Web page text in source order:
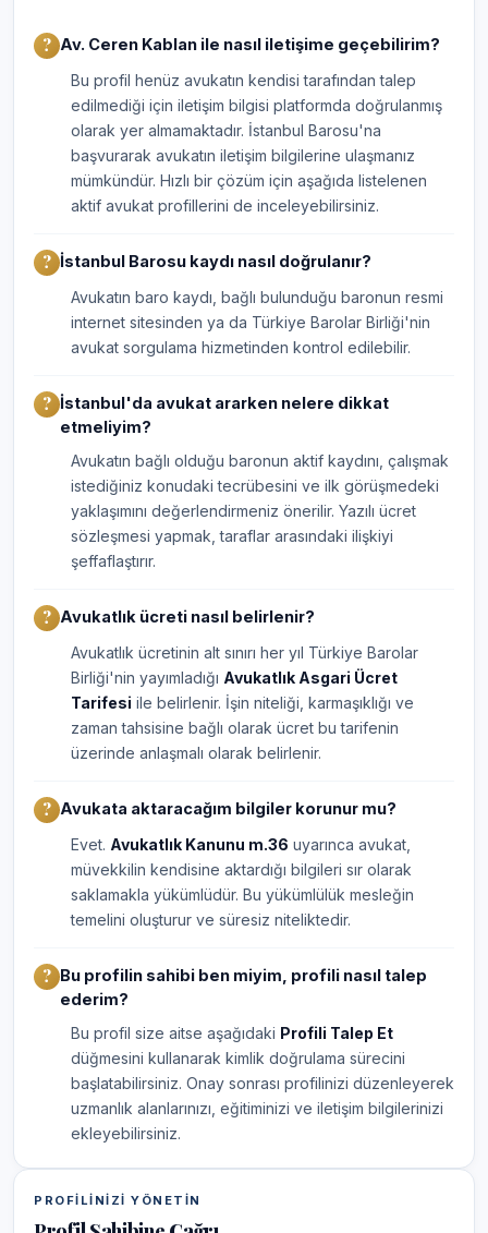
Av. Ceren Kablan ile nasıl iletişime geçebilirim?
Bu profil henüz avukatın kendisi tarafından talep
edilmediği için iletişim bilgisi platformda doğrulanmış
olarak yer almamaktadır. İstanbul Barosu'na
başvurarak avukatın iletişim bilgilerine ulaşmanız
mümkündür. Hızlı bir çözüm için aşağıda listelenen
aktif avukat profillerini de inceleyebilirsiniz.
İstanbul Barosu kaydı nasıl doğrulanır?
Avukatın baro kaydı, bağlı bulunduğu baronun resmi
internet sitesinden ya da Türkiye Barolar Birliği'nin
avukat sorgulama hizmetinden kontrol edilebilir.
İstanbul'da avukat ararken nelere dikkat
etmeliyim?
Avukatın bağlı olduğu baronun aktif kaydını, çalışmak
istediğiniz konudaki tecrübesini ve ilk görüşmedeki
yaklaşımını değerlendirmeniz önerilir. Yazılı ücret
sözleşmesi yapmak, taraflar arasındaki ilişkiyi
şeffaflaştırır.
Avukatlık ücreti nasıl belirlenir?
Avukatlık ücretinin alt sınırı her yıl Türkiye Barolar
Birliği'nin yayımladığı Avukatlık Asgari Ücret
Tarifesi ile belirlenir. İşin niteliği, karmaşıklığı ve
zaman tahsisine bağlı olarak ücret bu tarifenin
üzerinde anlaşmalı olarak belirlenir.
Avukata aktaracağım bilgiler korunur mu?
Evet. Avukatlık Kanunu m.36 uyarınca avukat,
müvekkilin kendisine aktardığı bilgileri sır olarak
saklamakla yükümlüdür. Bu yükümlülük mesleğin
temelini oluşturur ve süresiz niteliktedir.
Bu profilin sahibi ben miyim, profili nasıl talep
ederim?
Bu profil size aitse aşağıdaki Profili Talep Et
düğmesini kullanarak kimlik doğrulama sürecini
başlatabilirsiniz. Onay sonrası profilinizi düzenleyerek
uzmanlık alanlarınızı, eğitiminizi ve iletişim bilgilerinizi
ekleyebilirsiniz.
PROFILINIZI YÖNETIN